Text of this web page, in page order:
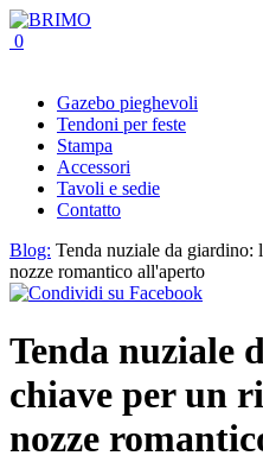
0
Gazebo pieghevoli
Tendoni per feste
Stampa
Accessori
Tavoli e sedie
Contatto
Blog: Tenda nuziale da giardino:
nozze romantico all'aperto
Tenda nuziale
chiave per un
nozze